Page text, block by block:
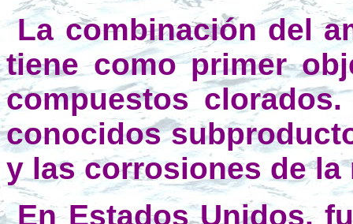
La combinación del
tiene como primer
compuestos
conocidos
y las corrosiones de la
En Estados Unidos,